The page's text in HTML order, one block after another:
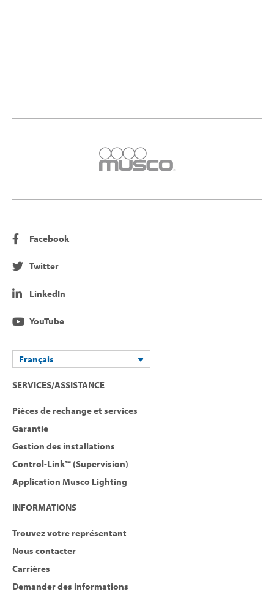
Facebook
Twitter
LinkedIn
YouTube
Français
SERVICES/ASSISTANCE
Pièces de rechange et services
Garantie
Gestion des installations
Control-Link™ (Supervision)
Application Musco Lighting
INFORMATIONS
Trouvez votre représentant
Nous contacter
Carrières
Demander des informations